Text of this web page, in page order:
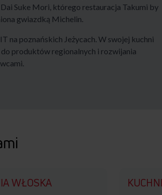
Suke Mori, którego restauracja Takumi by
gwiazdką Michelin.
na poznańskich Jeżycach. W swojej kuchni
produktów regionalnych i rozwijania
WŁOSKA